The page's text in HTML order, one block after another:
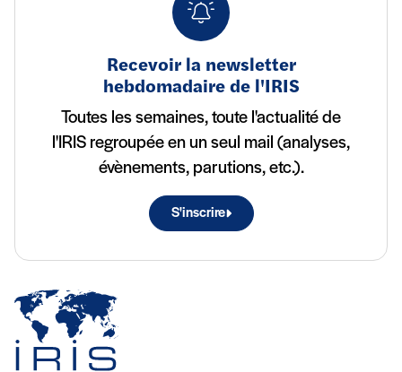
Recevoir la newsletter
hebdomadaire de l'IRIS
Toutes les semaines, toute l'actualité de
l'IRIS regroupée en un seul mail (analyses,
évènements, parutions, etc.).
S'inscrire